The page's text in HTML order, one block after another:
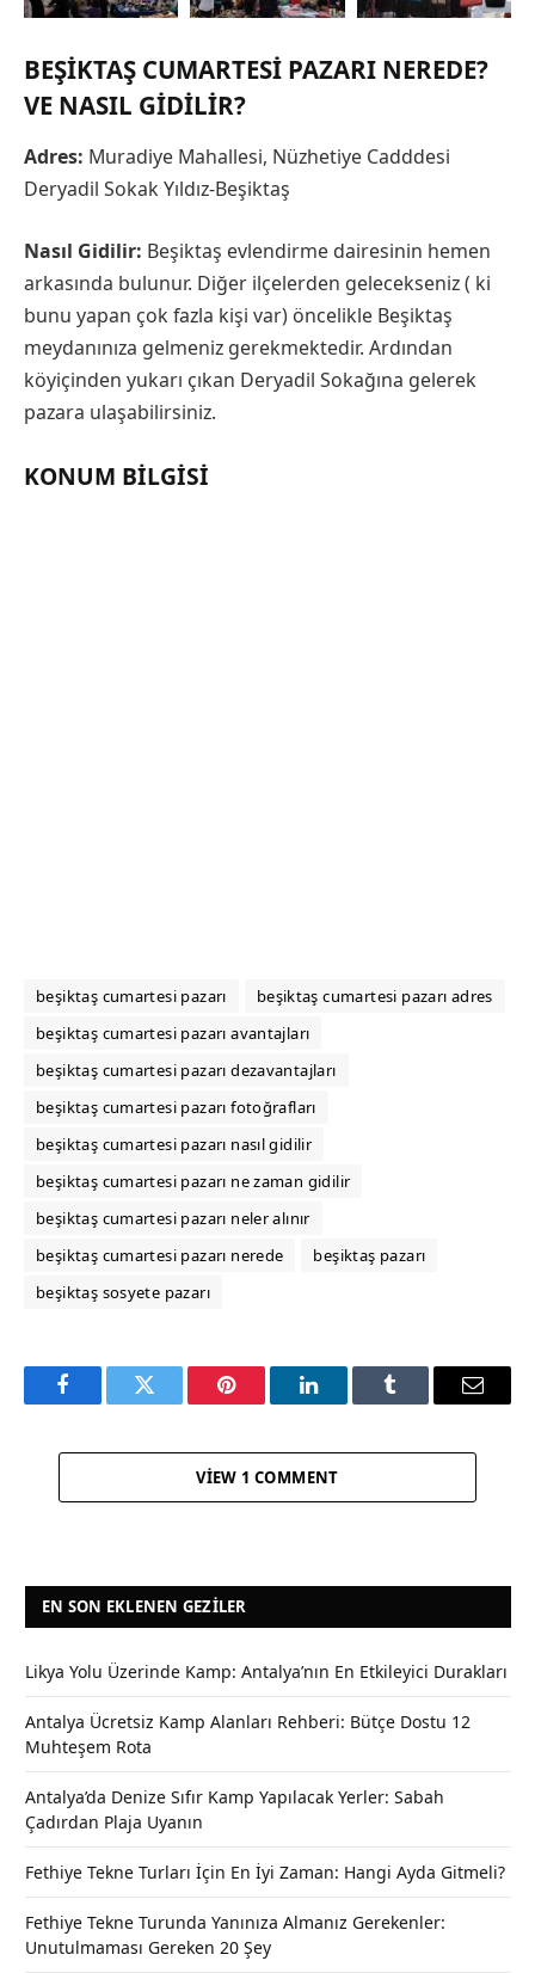
BEŞIKTAŞ CUMARTESI PAZARI NEREDE?
VE NASIL GIDILIR?
Adres: Muradiye Mahallesi, Nüzhetiye Cadddesi
Deryadil Sokak Yıldız-Beşiktaş
Nasıl Gidilir: Beşiktaş evlendirme dairesinin hemen
arkasında bulunur. Diğer ilçelerden gelecekseniz ( ki
bunu yapan çok fazla kişi var) öncelikle Beşiktaş
meydanınıza gelmeniz gerekmektedir. Ardından
köyiçinden yukarı çıkan Deryadil Sokağına gelerek
pazara ulaşabilirsiniz.
KONUM BILGISI
beşiktaş cumartesi pazarı
beşiktaş cumartesi pazarı adres
beşiktaş cumartesi pazarı avantajları
beşiktaş cumartesi pazarı dezavantajları
beşiktaş cumartesi pazarı fotoğrafları
beşiktaş cumartesi pazarı nasıl gidilir
beşiktaş cumartesi pazarı ne zaman gidilir
beşiktaş cumartesi pazarı neler alınır
beşiktaş cumartesi pazarı nerede
beşiktaş pazarı
beşiktaş sosyete pazarı
FacebookTwitter Pinterest LinkedInTumblr Email
VIEW 1 COMMENT
EN SON EKLENEN GEZILER
Likya Yolu Üzerinde Kamp: Antalya’nın En Etkileyici Durakları
Antalya Ücretsiz Kamp Alanları Rehberi: Bütçe Dostu 12
Muhteşem Rota
Antalya’da Denize Sıfır Kamp Yapılacak Yerler: Sabah
Çadırdan Plaja Uyanın
Fethiye Tekne Turları İçin En İyi Zaman: Hangi Ayda Gitmeli?
Fethiye Tekne Turunda Yanınıza Almanız Gerekenler:
Unutulmaması Gereken 20 Şey